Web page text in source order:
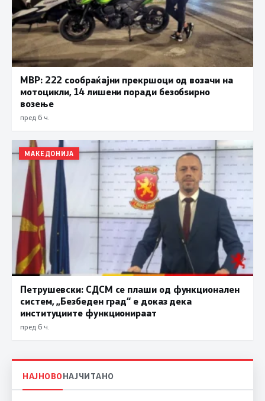
МВР: 222 сообраќајни прекршоци од возачи на
мотоцикли, 14 лишени поради безобѕирно
возење
пред 6 ч.
МАКЕДОНИЈА
Петрушевски: СДСМ се плаши од функционален
систем, „Безбеден град“ е доказ дека
институциите функционираат
пред 6 ч.
НАЈНОВОНАЈЧИТАНО